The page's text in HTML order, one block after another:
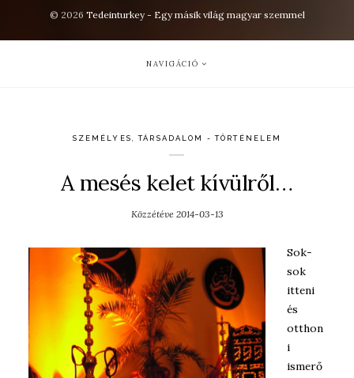
© 2026 Tedeinturkey - Egy másik világ magyar szemmel
NAVIGÁCIÓ
SZEMÉLYES ,TÁRSADALOM - TÖRTÉNELEM
A mesés kelet kívülről…
Közzétéve 2014-03-13
Sok-
sok
itteni
és
otthon
i
ismerő